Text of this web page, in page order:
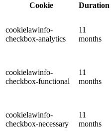
Cookie
Duration
cookielawinfo-
checkbox-analytics
11
months
cookielawinfo-
checkbox-functional
11
months
cookielawinfo-
checkbox-necessary
11
months